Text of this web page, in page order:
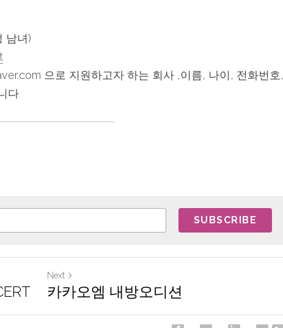
남녀)
으로 지원하고자 하는 회사 ,이름, 나이, 전화번호,
다
SUBSCRIBE
Next
카카오엠 내방오디션